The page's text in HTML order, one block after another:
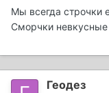
Мы всегда строчки
Сморчки
Геодез